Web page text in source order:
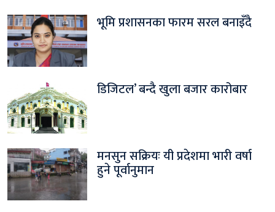
भूमि प्रशासनका फारम सरल बनाइँदै
डिजिटल’ बन्दै खुला बजार कारोबार
मनसुन सक्रियः यी प्रदेशमा भारी वर्षा
हुने पूर्वानुमान